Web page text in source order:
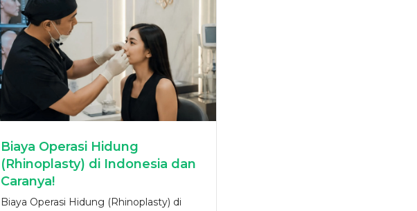
Biaya Operasi Hidung
(Rhinoplasty) di Indonesia dan
Caranya!
Biaya Operasi Hidung (Rhinoplasty) di